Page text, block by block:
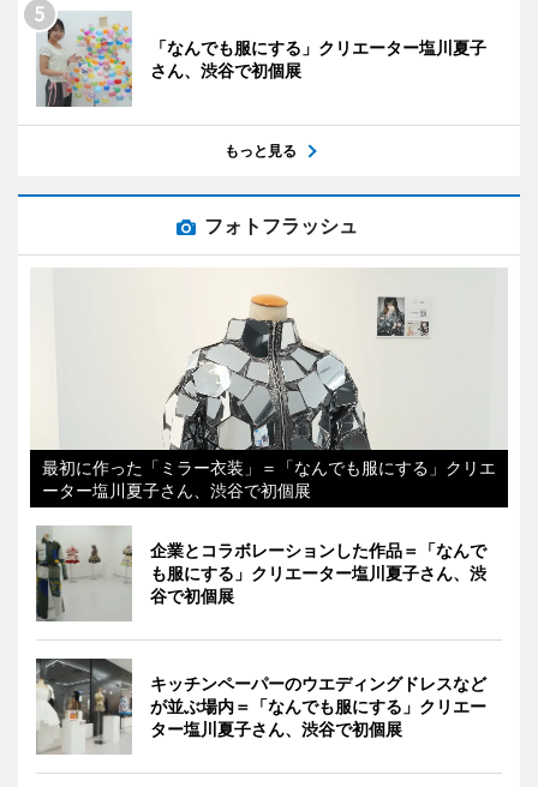
「なんでも服にする」クリエーター塩川夏子
さん、渋谷で初個展
もっと見る
フォトフラッシュ
最初に作った「ミラー衣装」＝「なんでも服にする」クリエ
ーター塩川夏子さん、渋谷で初個展
企業とコラボレーションした作品＝「なんで
も服にする」クリエーター塩川夏子さん、渋
谷で初個展
キッチンペーパーのウエディングドレスなど
が並ぶ場内＝「なんでも服にする」クリエー
ター塩川夏子さん、渋谷で初個展